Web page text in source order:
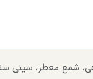
شمع معطر، سینی